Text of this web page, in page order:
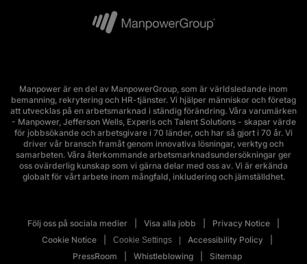
Manpower är en del av ManpowerGroup, som är världsledande inom
bemanning, rekrytering och HR-tjänster. Vi hjälper människor och företag
att utvecklas på en arbetsmarknad i ständig förändring. Våra varumärken
- Manpower, Jefferson Wells, Experis och Talent Solutions - skapar värde
för jobbsökande och arbetsgivare i 70 länder, och har så gjort i 70 år. Vi
driver vår bransch framåt genom innovativa lösningar, verktyg och
samarbeten. Våra återkommande arbetsmarknadsundersökningar ger
oss ovärderlig kunskap som vi gärna delar med oss av. Vi är erkända
globalt för vårt arbete inom mångfald, inkludering och jämställdhet.
Följ oss på sociala medier Visa alla jobb
Privacy Notice
Cookie Notice
Cookie Settings
Accessibility Policy
PressRoom
Whistleblowing Sitemap